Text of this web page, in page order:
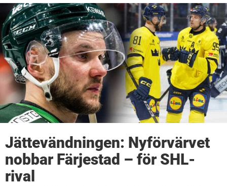
Jättevändningen: Nyförvärvet
nobbar Färjestad – för SHL-
rival